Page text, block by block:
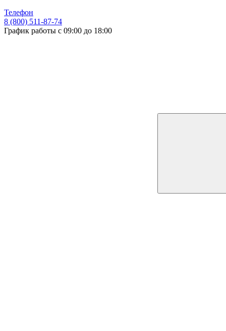
Телефон
8 (800) 511-87-74
График работы с 09:00 до 18:00